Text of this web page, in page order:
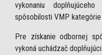
vykonaniu
spôsobilosti VMP kategórie
Pre získanie odbornej
vykoná uchádzač